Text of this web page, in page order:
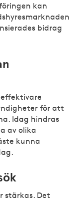
kan
bidrag
för att
Idag hindras
av olika
kunna
stärkas. Det